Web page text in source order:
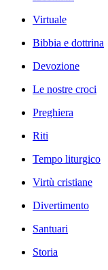
Virtuale
Bibbia e dottrina
Devozione
Le nostre croci
Preghiera
Riti
Tempo liturgico
Virtù cristiane
Divertimento
Santuari
Storia